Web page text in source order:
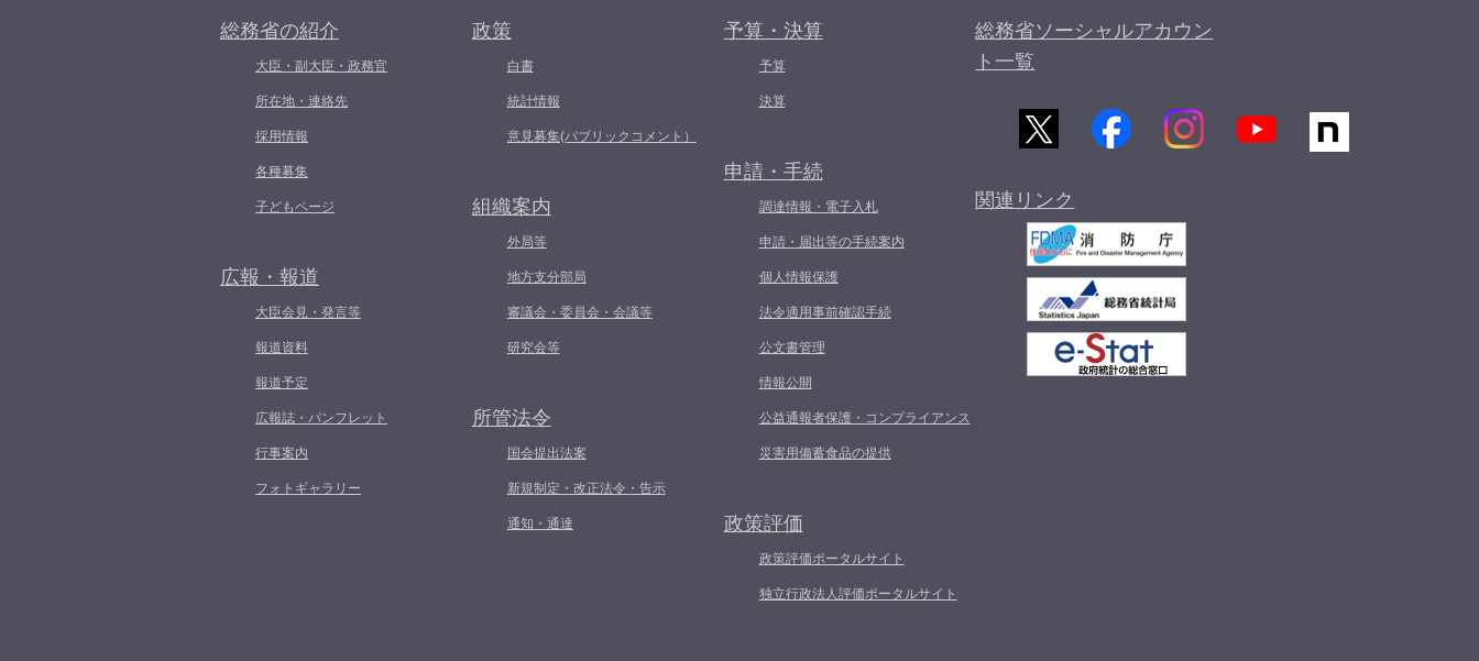
総務省の紹介
大臣・副大臣・政務官
所在地・連絡先
採用情報
各種募集
子どもページ
広報・報道
大臣会見・発言等
報道資料
報道予定
広報誌・パンフレット
行事案内
フォトギャラリー
政策
白書
統計情報
意見募集(パブリックコメント）
組織案内
外局等
地方支分部局
審議会・委員会・会議等
研究会等
所管法令
国会提出法案
新規制定・改正法令・告示
通知・通達
予算・決算
予算
決算
申請・手続
調達情報・電子入札
申請・届出等の手続案内
個人情報保護
法令適用事前確認手続
公文書管理
情報公開
公益通報者保護・コンプライアンス
災害用備蓄食品の提供
政策評価
政策評価ポータルサイト
独立行政法人評価ポータルサイト
総務省ソーシャルアカウン
ト一覧
関連リンク